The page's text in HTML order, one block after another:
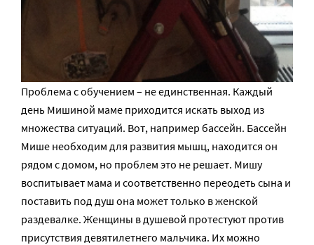
Проблема с обучением – не единственная. Каждый
день Мишиной маме приходится искать выход из
множества ситуаций. Вот, например бассейн. Бассейн
Мише необходим для развития мышц, находится он
рядом с домом, но проблем это не решает. Мишу
воспитывает мама и соответственно переодеть сына и
поставить под душ она может только в женской
раздевалке. Женщины в душевой протестуют против
присутствия девятилетнего мальчика. Их можно